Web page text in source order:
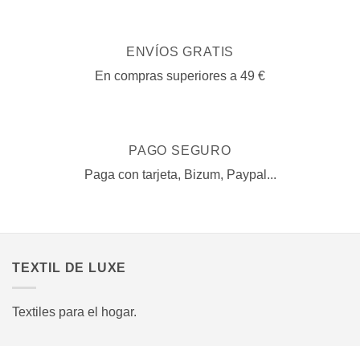
ENVÍOS GRATIS
En compras superiores a 49 €
PAGO SEGURO
Paga con tarjeta, Bizum, Paypal...
TEXTIL DE LUXE
Textiles para el hogar.